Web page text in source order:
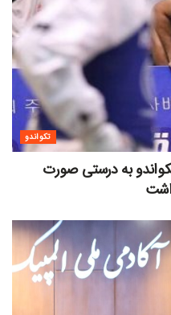
تکواندو
به درستی صورت